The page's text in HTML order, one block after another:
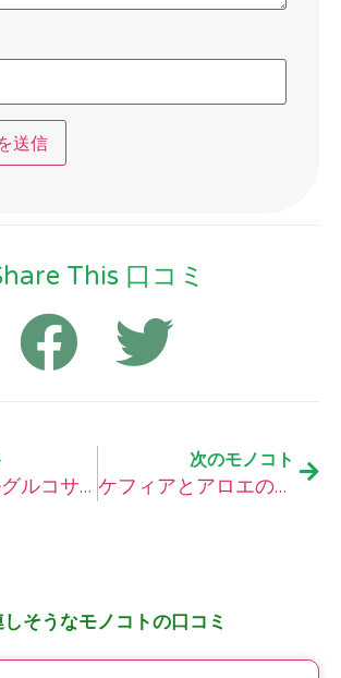
This 口コミ
N-アセチルグルコサミンの口コミ
次のモノコト
ケフィアとアロエの口コミ
しそうなモノコトの口コミ